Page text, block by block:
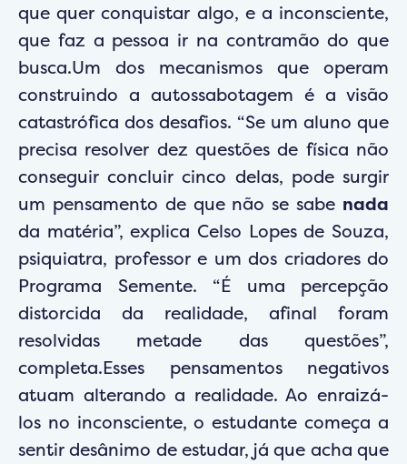
que quer conquistar algo, e a inconsciente,
que faz a pessoa ir na contramão do que
busca.Um dos mecanismos que operam
construindo a autossabotagem é a visão
catastrófica dos desafios. “Se um aluno que
precisa resolver dez questões de física não
conseguir concluir cinco delas, pode surgir
um pensamento de que não se sabe nada
da matéria”, explica Celso Lopes de Souza,
psiquiatra, professor e um dos criadores do
Programa Semente. “É uma percepção
distorcida da realidade, afinal foram
resolvidas metade das questões”,
completa.Esses pensamentos negativos
atuam alterando a realidade. Ao enraizá-
los no inconsciente, o estudante começa a
sentir desânimo de estudar, já que acha que